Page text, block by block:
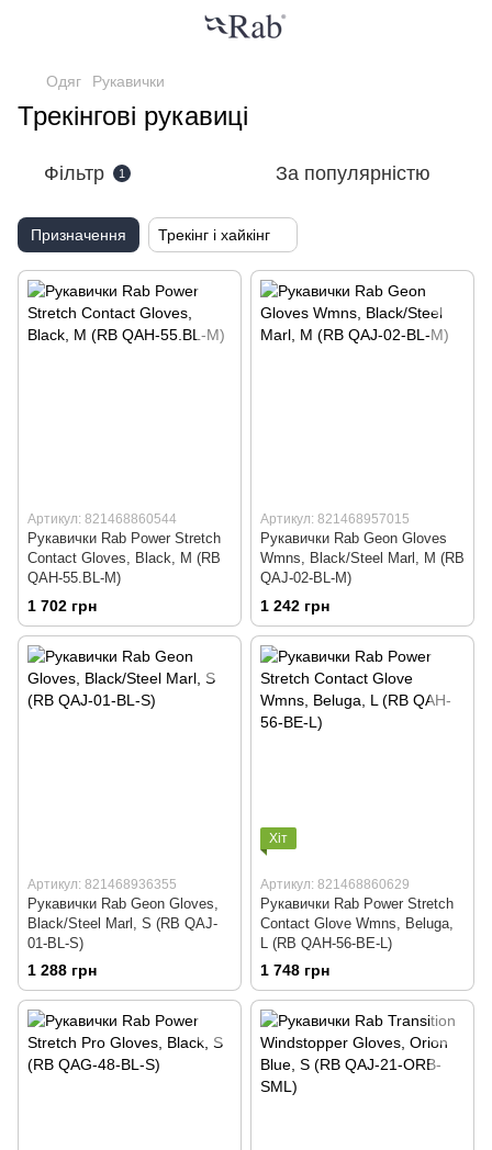
Одяг Рукавички
Трекінгові рукавиці
Фільтр 1 За популярністю
Призначення Трекінг і хайкінг
Артикул: 821468860544
Рукавички Rab Power Stretch
Contact Gloves, Black, M (RB
QAH-55.BL-M)
1 702 грн
Артикул: 821468957015
Рукавички Rab Geon Gloves
Wmns, Black/Steel Marl, M (RB
QAJ-02-BL-M)
1 242 грн
Артикул: 821468936355
Рукавички Rab Geon Gloves,
Black/Steel Marl, S (RB QAJ-
01-BL-S)
1 288 грн
Хіт
Артикул: 821468860629
Рукавички Rab Power Stretch
Contact Glove Wmns, Beluga,
L (RB QAH-56-BE-L)
1 748 грн